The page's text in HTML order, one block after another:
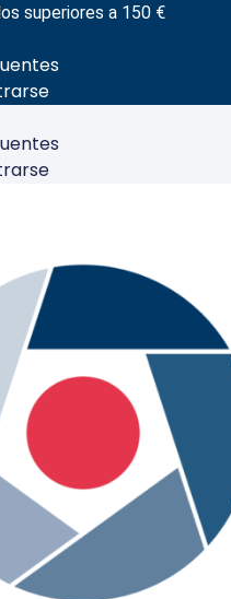
superiores a 150 €